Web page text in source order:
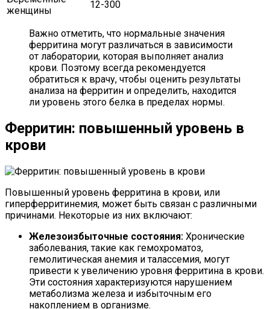
женщины
12-300
Важно отметить, что нормальные значения
ферритина могут различаться в зависимости
от лаборатории, которая выполняет анализ
крови. Поэтому всегда рекомендуется
обратиться к врачу, чтобы оценить результаты
анализа на ферритин и определить, находится
ли уровень этого белка в пределах нормы.
Ферритин: повышенный уровень в
крови
Повышенный уровень ферритина в крови, или
гиперферритинемия, может быть связан с различными
причинами. Некоторые из них включают:
Железоизбыточные состояния: Хронические
заболевания, такие как гемохроматоз,
гемолитическая анемия и талассемия, могут
привести к увеличению уровня ферритина в крови.
Эти состояния характеризуются нарушением
метаболизма железа и избыточным его
накоплением в организме.